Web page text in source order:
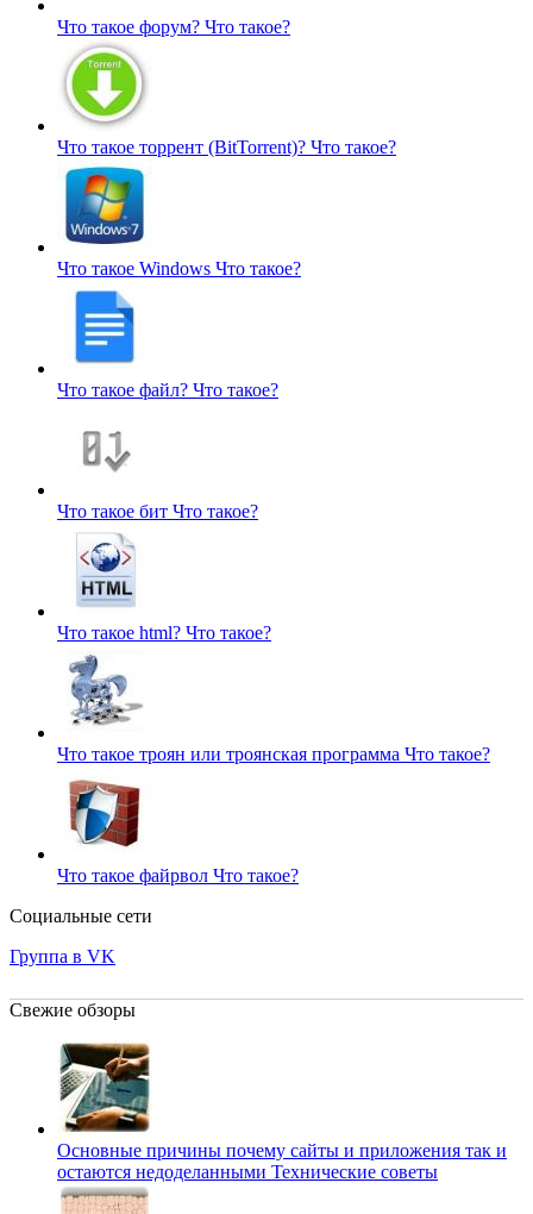
Что такое форум? Что такое?
Что такое торрент (BitTorrent)? Что такое?
Что такое Windows Что такое?
Что такое файл? Что такое?
Что такое бит Что такое?
Что такое html? Что такое?
Что такое троян или троянская программа Что такое?
Что такое файрвол Что такое?
Социальные сети
Группа в VK
Свежие обзоры
Основные причины почему сайты и приложения так и
остаются недоделанными Технические советы